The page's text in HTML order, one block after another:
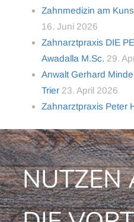
Zahnmedizin am
16. Juni 2026
Zahnarztpraxis DIE
Awadalla M.Sc. 29.
Anwalt Gerhard
Trier 23. April 2026
Zahnarztpraxis Peter
NUTZEN